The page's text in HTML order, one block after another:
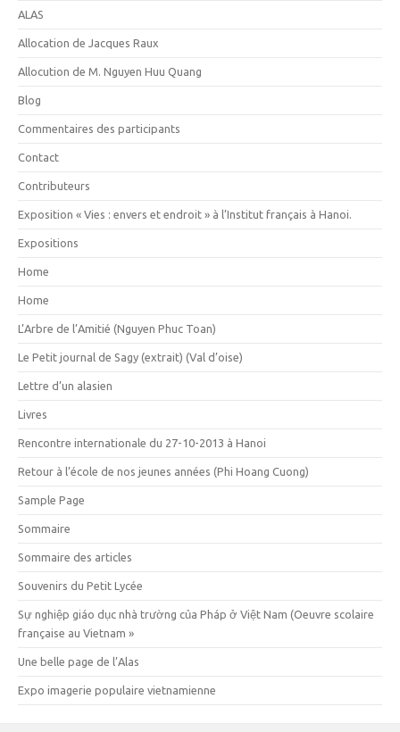
ALAS
Allocation de Jacques Raux
Allocution de M. Nguyen Huu Quang
Blog
Commentaires des participants
Contact
Contributeurs
Exposition « Vies : envers et endroit » à l’Institut français à Hanoi.
Expositions
Home
Home
L’Arbre de l’Amitié (Nguyen Phuc Toan)
Le Petit journal de Sagy (extrait) (Val d’oise)
Lettre d’un alasien
Livres
Rencontre internationale du 27-10-2013 à Hanoi
Retour à l’école de nos jeunes années (Phi Hoang Cuong)
Sample Page
Sommaire
Sommaire des articles
Souvenirs du Petit Lycée
Sự nghiệp giáo dục nhà trường của Pháp ở Việt Nam (Oeuvre scolaire
française au Vietnam »
Une belle page de l’Alas
Expo imagerie populaire vietnamienne